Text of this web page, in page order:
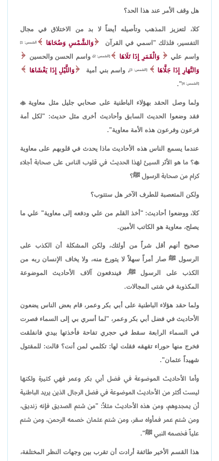
هل وقف الأمر عند هذا الحد؟
كلا، لتعزيز المذهب وتأصيله أيضاً لا بد من الاختلاق في مجال
التفسير، فلذلك "اسمي في القرآن
وَالشَّمْسِ وَضُحَاهَا الشمس: 1]
واسم علي وَالْقَمَرِ إِذَا تَلَاهَا [الشمس: 2]،
واسم الحسن والحسين
وَالنَّهَارِ إِذَا جَلَّاهَا
[الشمس: 3] ، واسم بني أمية وَاللَّيْلِ إِذَا يَغْشَاهَا
[الشمس: 4] ".
ولما وصل الحقد بهؤلاء الباطنية على صحابي جليل مثل معاوية
فقد وضعوا الحديث السابق وأحاديث أخرى مثل حديث: "لكل أمة
فرعون وفرعون هذه الأمة معاوية".
عندما يسمع الناس هذه الأحاديث ماذا يحدث في قلوبهم على معاوية
؟ ما هو الأثر السيئ لهذا الحديث في قلوب الناس على صحابة أجلاء
كرام من صحابة الرسول ﷺ؟
ولكن المتعصبة للطرف الآخر هل ستتوب؟
كلا، ووضعوا أحاديث: "أخذ القلم من علي ودفعه إلى معاوية" علي ما
يصلح، معاوية هو الكاتب الأمين.
صحيح أنهم أقل شراً من أولئك، ولكن المشكلة أن الكذب على
الرسول ﷺ صار أمراً سهلاً لا يتورع منه، ولا يخاف الإنسان ربه من
الكذب على الرسول ﷺ، فيندفعون آلاف الأحاديث الموضوعة
المكذوبة في شتى المجالات.
ولما حقد هؤلاء الباطنية على أبي بكر وعمر، قام بعض الناس يضعون
الأحاديث في فضل أبي بكر وعمر، "لما أسري بي إلى السماء فصرت
في السماء الرابعة سقط في حجري تفاحة فأخذتها بيدي فانفلقت
فخرج منها حوراء تقهقه فقلت لها: تكلمي لمن أنت؟ قالت: للمقتول
شهيداً عثمان".
وأما الأحاديث الموضوعة في فضل أبي بكر وعمر فهي كثيرة ولكنها
ليست أكثر من الأحاديث الموضوعة في فضل الرجال الذين يريد الباطنية
أن يمجدوهم، ومن هذه الأحاديث مثلاً: "من شتم الصديق فإنه زنديق،
ومن شتم عمر فمأواه سقر، ومن شتم عثمان خصمه الرحمن، ومن شتم
علياً فخصمه النبي ﷺ".
هذا القسم الأخير طائفة أرادت أن تقرب بين وجهات النظر المختلفة،